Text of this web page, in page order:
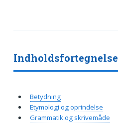
Indholdsfortegnelse
Betydning
Etymologi og oprindelse
Grammatik og skrivemåde